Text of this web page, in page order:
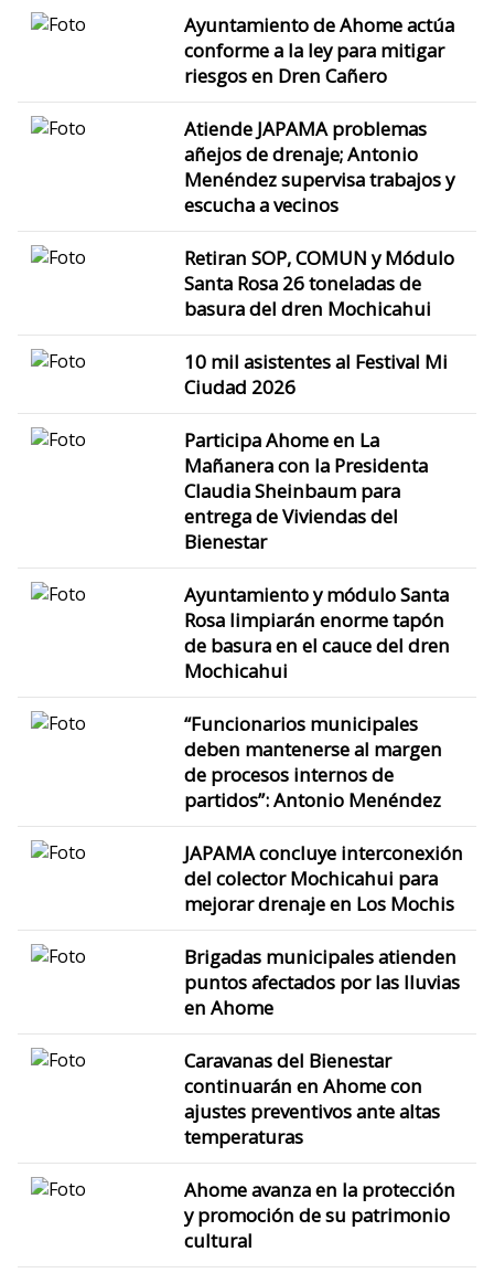
Ayuntamiento de Ahome actúa
conforme a la ley para mitigar
riesgos en Dren Cañero
Atiende JAPAMA problemas
añejos de drenaje; Antonio
Menéndez supervisa trabajos y
escucha a vecinos
Retiran SOP, COMUN y Módulo
Santa Rosa 26 toneladas de
basura del dren Mochicahui
10 mil asistentes al Festival Mi
Ciudad 2026
Participa Ahome en La
Mañanera con la Presidenta
Claudia Sheinbaum para
entrega de Viviendas del
Bienestar
Ayuntamiento y módulo Santa
Rosa limpiarán enorme tapón
de basura en el cauce del dren
Mochicahui
“Funcionarios municipales
deben mantenerse al margen
de procesos internos de
partidos”: Antonio Menéndez
JAPAMA concluye interconexión
del colector Mochicahui para
mejorar drenaje en Los Mochis
Brigadas municipales atienden
puntos afectados por las lluvias
en Ahome
Caravanas del Bienestar
continuarán en Ahome con
ajustes preventivos ante altas
temperaturas
Ahome avanza en la protección
y promoción de su patrimonio
cultural